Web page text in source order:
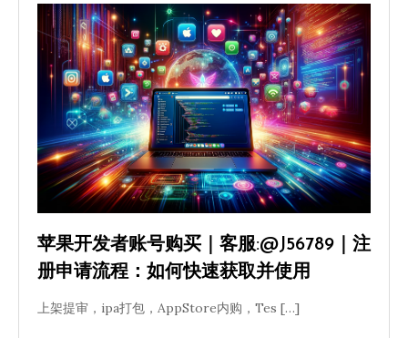
苹果开发者账号购买｜客服:@J56789｜注
册申请流程：如何快速获取并使用
上架提审，ipa打包，AppStore内购，Tes […]